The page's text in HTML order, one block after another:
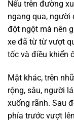
Nếu trên đường
ngang qua, người
đột ngột mà nên
xe đã từ từ vượt
tốc và điều khiển
Mặt khác, trên
rộng, sâu, người
xuống rãnh. Sau
phía trước vượt